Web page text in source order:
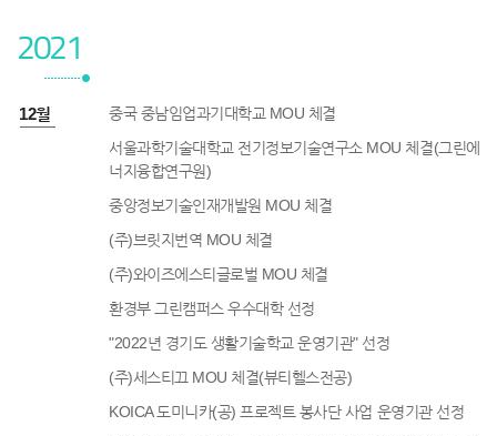
2021
12월
중국 중남임업과기대학교 MOU 체결
서울과학기술대학교 전기정보기술연구소 MOU 체결(그린에
너지융합연구원)
중앙정보기술인재개발원 MOU 체결
(주)브릿지번역 MOU 체결
(주)와이즈에스티글로벌 MOU 체결
환경부 그린캠퍼스 우수대학 선정
"2022년 경기도 생활기술학교 운영기관" 선정
(주)세스티끄 MOU 체결(뷰티헬스전공)
KOICA 도미니카(공) 프로젝트 봉사단 사업 운영기관 선정